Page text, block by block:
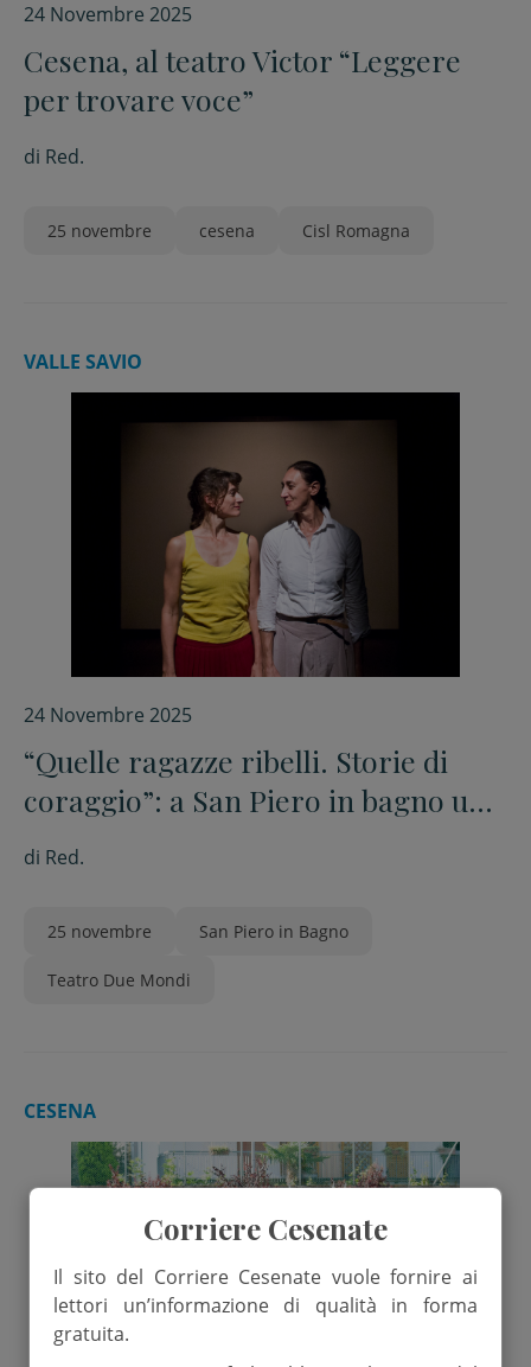
24 Novembre 2025
Cesena, al teatro Victor “Leggere
per trovare voce”
di Red.
25 novembre cesena Cisl Romagna
VALLE SAVIO
24 Novembre 2025
“Quelle ragazze ribelli. Storie di
coraggio”: a San Piero in bagno uno
spettacolo contro la violenza di
genere
di Red.
25 novembre San Piero in Bagno
Teatro Due Mondi
CESENA
Corriere Cesenate
Il sito del Corriere Cesenate vuole fornire ai
lettori un’informazione di qualità in forma
gratuita.